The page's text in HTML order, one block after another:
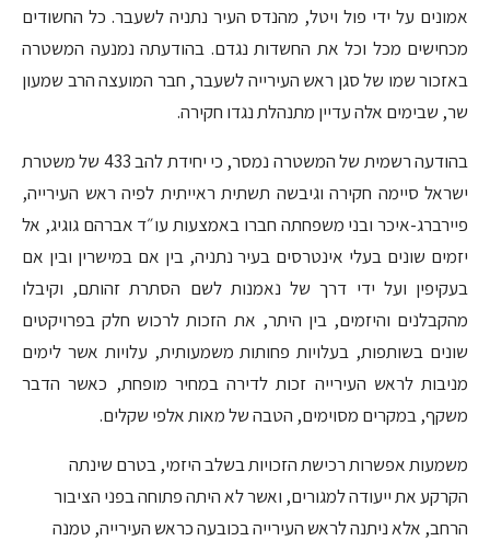
אמונים על ידי פול ויטל, מהנדס העיר נתניה לשעבר. כל החשודים
מכחישים מכל וכל את החשדות נגדם. בהודעתה נמנעה המשטרה
באזכור שמו של סגן ראש העירייה לשעבר, חבר המועצה הרב שמעון
שר, שבימים אלה עדיין מתנהלת נגדו חקירה.
בהודעה רשמית של המשטרה נמסר, כי יחידת להב 433 של משטרת
ישראל סיימה חקירה וגיבשה תשתית ראייתית לפיה ראש העירייה,
פיירברג-איכר ובני משפחתה חברו באמצעות עו״ד אברהם גוגיג, אל
יזמים שונים בעלי אינטרסים בעיר נתניה, בין אם במישרין ובין אם
בעקיפין ועל ידי דרך של נאמנות לשם הסתרת זהותם, וקיבלו
מהקבלנים והיזמים, בין היתר, את הזכות לרכוש חלק בפרויקטים
שונים בשותפות, בעלויות פחותות משמעותית, עלויות אשר לימים
מניבות לראש העירייה זכות לדירה במחיר מופחת, כאשר הדבר
משקף, במקרים מסוימים, הטבה של מאות אלפי שקלים.
משמעות אפשרות רכישת הזכויות בשלב היזמי, בטרם שינתה
הקרקע את ייעודה למגורים, ואשר לא היתה פתוחה בפני הציבור
הרחב, אלא ניתנה לראש העירייה בכובעה כראש העירייה, טמנה